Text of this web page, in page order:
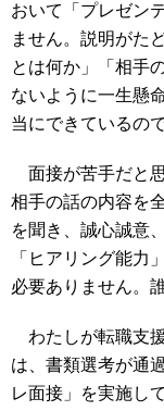
おいて「プレゼン
ません。説明がた
とは何か」「相手
ないように一生懸
当にできているの
面接が苦手だと
相手の話の内容を
を聞き、誠心誠意
「ヒアリング能力
必要ありません。
わたしが転職支
は、書類選考が通
レ面接」を実施し